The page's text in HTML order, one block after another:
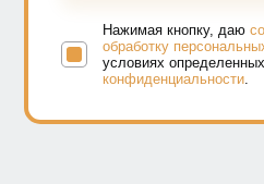
Нажимая кнопку, даю
обработку
условиях определенных
конфиденциальности.